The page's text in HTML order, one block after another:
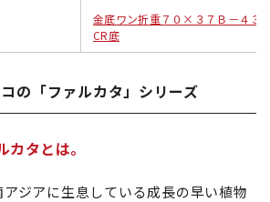
金底ワン折重７０×３７Ｂ－４
CR底
の「ファルカタ」シリーズ
タとは。
ジアに生息している成長の早い植物